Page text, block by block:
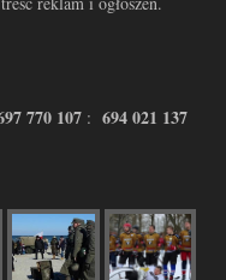
770 107 : 694 021 137